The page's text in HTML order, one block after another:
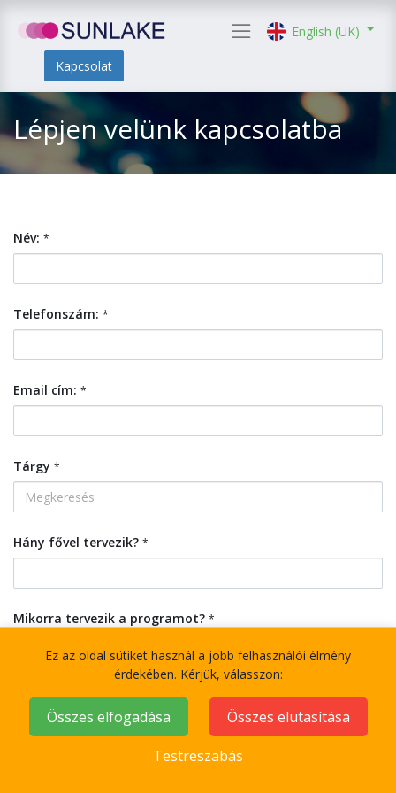
English (UK)
Kapcsolat
Lépjen velünk kapcsolatba
Név: *
Telefonszám: *
Email cím: *
Tárgy *
Hány fővel tervezik? *
Mikorra tervezik a programot? *
Melyik szolgáltatások érdeklik?
Talizmán bérlés
Motorcsónak bérlés - Vízi taxi
Ez az oldal sütiket használ a jobb felhasználói élmény
érdekében. Kérjük, válasszon:
Összes elfogadása
Összes elutasítása
Testreszabás